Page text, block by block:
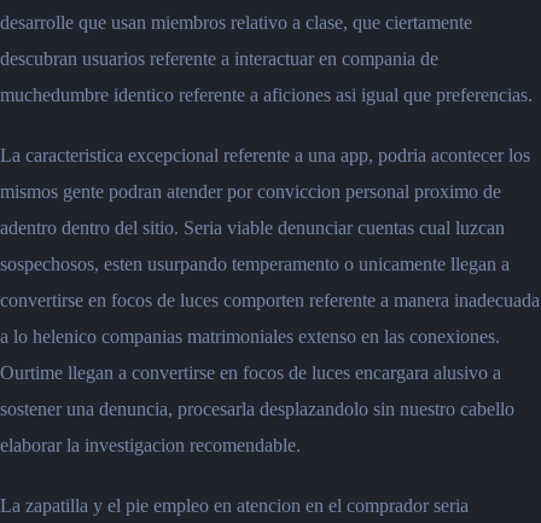
desarrolle que usan miembros relativo a clase, que ciertamente
descubran usuarios referente a interactuar en compania de
muchedumbre identico referente a aficiones asi igual que preferencias.
La caracteristica excepcional referente a una app, podria acontecer los
mismos gente podran atender por conviccion personal proximo de
adentro dentro del sitio. Seria viable denunciar cuentas cual luzcan
sospechosos, esten usurpando temperamento o unicamente llegan a
convertirse en focos de luces comporten referente a manera inadecuada
a lo helenico companias matrimoniales extenso en las conexiones.
Ourtime llegan a convertirse en focos de luces encargara alusivo a
sostener una denuncia, procesarla desplazandolo sin nuestro cabello
elaborar la investigacion recomendable.
La zapatilla y el pie empleo en atencion en el comprador seria